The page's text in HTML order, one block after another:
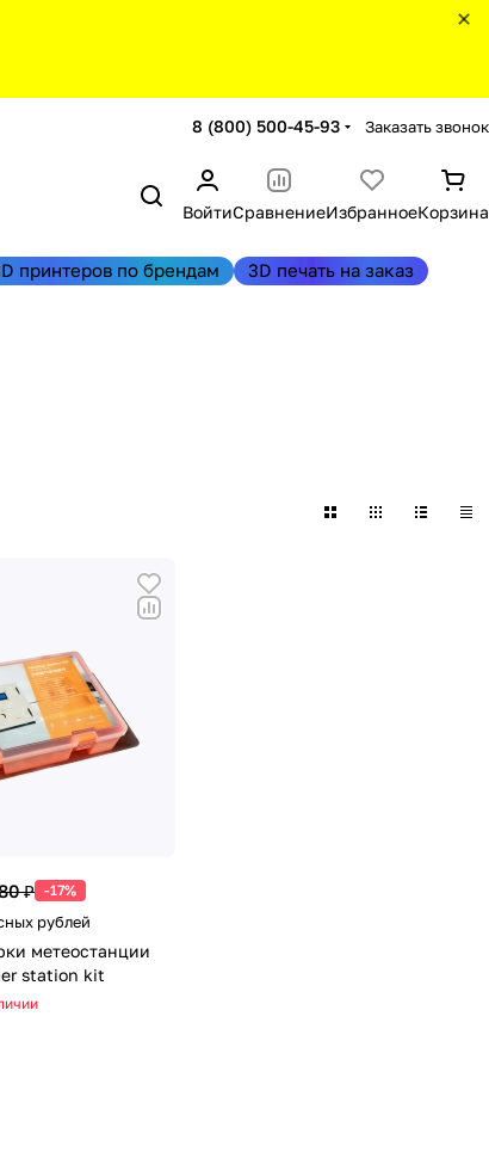
8 (800) 500-45-93 Заказать звонок
ВойтиСравнениеИзбранноеКорзина
принтеров по брендам 3D печать на заказ
₽ -17%
рублей
метеостанции
station kit